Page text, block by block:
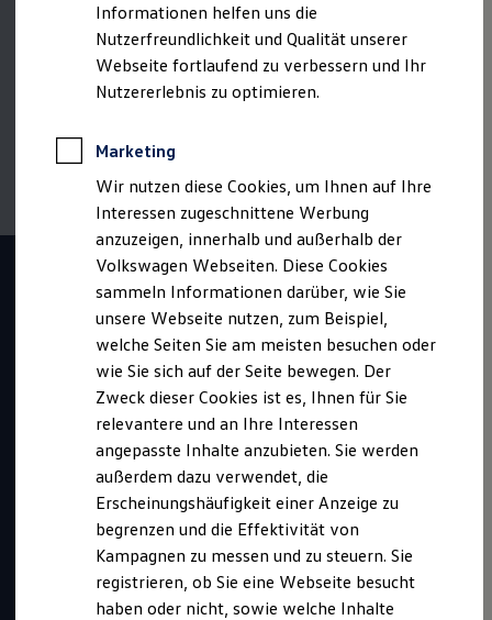
Hinweis: Auf dieser Seite geht es im Detail um den
dualen StudiengangWirtschaftsingenieurwesen
Maschinenbau. Wenn du mehr zum dualen Studium
im Allgemeinen erfahren möchtest, klicke bitte
Informationen helfen uns die
Nutzerfreundlichkeit und Qualität unserer
Webseite fortlaufend zu verbessern und Ihr
Nutzererlebnis zu optimieren.
Marketing
Wir nutzen diese Cookies, um Ihnen auf Ihre
Interessen zugeschnittene Werbung
anzuzeigen, innerhalb und außerhalb der
Volkswagen Webseiten. Diese Cookies
sammeln Informationen darüber, wie Sie
unsere Webseite nutzen, zum Beispiel,
welche Seiten Sie am meisten besuchen oder
wie Sie sich auf der Seite bewegen. Der
Zweck dieser Cookies ist es, Ihnen für Sie
relevantere und an Ihre Interessen
angepasste Inhalte anzubieten. Sie werden
außerdem dazu verwendet, die
Erscheinungshäufigkeit einer Anzeige zu
begrenzen und die Effektivität von
Kampagnen zu messen und zu steuern. Sie
registrieren, ob Sie eine Webseite besucht
haben oder nicht, sowie welche Inhalte